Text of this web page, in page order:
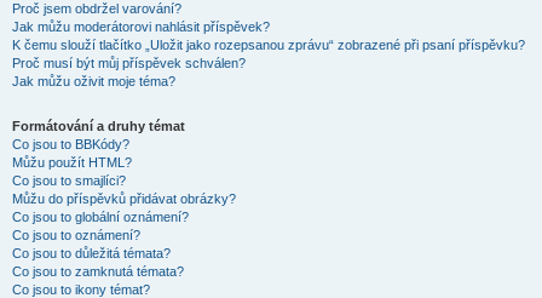
Proč jsem obdržel varování?
Jak můžu moderátorovi nahlásit příspěvek?
K čemu slouží tlačítko „Uložit jako rozepsanou zprávu“ zobrazené při psaní příspěvku?
Proč musí být můj příspěvek schválen?
Jak můžu oživit moje téma?
Formátování a druhy témat
Co jsou to BBKódy?
Můžu použít HTML?
Co jsou to smajlíci?
Můžu do příspěvků přidávat obrázky?
Co jsou to globální oznámení?
Co jsou to oznámení?
Co jsou to důležitá témata?
Co jsou to zamknutá témata?
Co jsou to ikony témat?